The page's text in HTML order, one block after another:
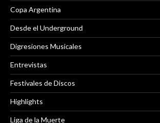
Copa Argentina
Desde el Underground
Digresiones Musicales
Entrevistas
Festivales de Discos
Highlights
Liga de la Muerte